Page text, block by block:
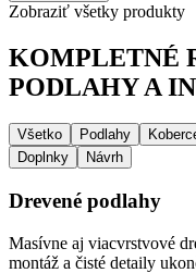
Zobraziť všetky produkty
KOMPLETNÉ
PODLAHY A
Všetko Podlahy
Doplnky
Návrh
Drevené podlahy
Masívne aj viacvrstvové
montáž a čisté detaily